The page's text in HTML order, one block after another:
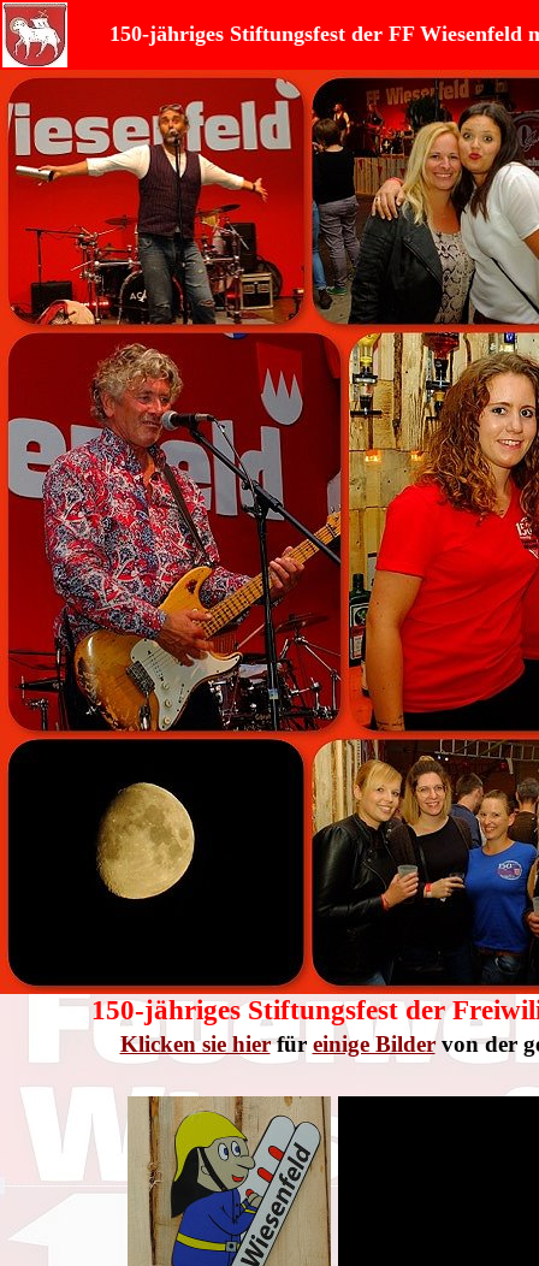
150-jähriges Stiftungsfest der FF Wiesenfeld
150-jähriges Stiftungsfest der
Klicken sie hierfür einige Bildervon der